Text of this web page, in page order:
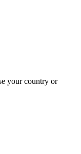
your country or